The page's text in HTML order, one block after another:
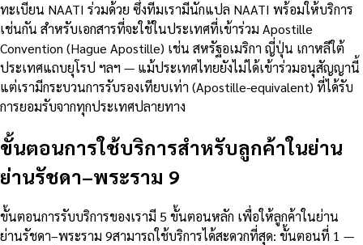
ทะเบียน NAATI ร่วมด้วย ซึ่งทีมเรามีนักแปล NAATI พร้อมให้บริการ
เช่นกัน สำหรับเอกสารที่จะใช้ในประเทศที่เข้าร่วม Apostille
Convention (Hague Apostille) เช่น สหรัฐอเมริกา ญี่ปุ่น เกาหลีใต้
ประเทศแถบยุโรป ฯลฯ — แม้ประเทศไทยยังไม่ได้เข้าร่วมอนุสัญญานี้
แต่เรามีกระบวนการรับรองเทียบเท่า (Apostille-equivalent) ที่ได้รับ
การยอมรับจากทุกประเทศปลายทาง
ขั้นตอนการใช้บริการสำหรับลูกค้าในย่าน
ย่านรัชดา–พระราม 9
ขั้นตอนการรับบริการของเรามี 5 ขั้นตอนหลัก เพื่อให้ลูกค้าในย่าน
ย่านรัชดา–พระราม 9สามารถใช้บริการได้สะดวกที่สุด: ขั้นตอนที่ 1 —